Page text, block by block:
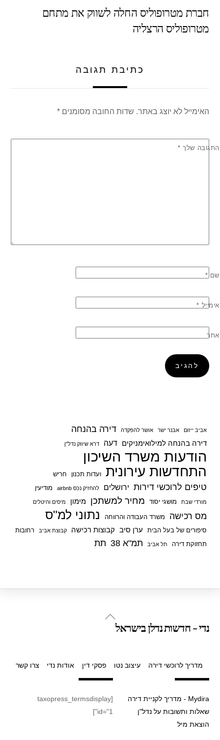
b
o
A
p
חברת מטרופוליס החלה לשווק את מתחם
מטרופוליס הרצליה
כתיבת תגובה
האימייל לא יוצג באתר. שדות החובה מסומנים*
התגובה שלך *
שם *
אימייל *
אתר
אביב ייזום אבנר ישר אושר להפקדה דירה בהנחה
דירה בהנחה למילואימניקים דעה דרא שיווק נדל"ן
הודעות משרד השיכון
התחדשות עירונית ועדות תכנון חריש
טיפים לרוכשי דירות ירושלים להחזיק נכס airbnb מודיעין
מורדי שבת מושגי יסוד מחיר למשתכן מימון מיסים והיטלים
מס רכישה משרד העבודה והרווחה נתוני למ"ס
סיפורים של בעל הבית ערן סיב קבוצות רכישה קבוצת אביב
רחובות
תחזוקת דירה
תל אביב תמ"א 38 תת
Back
נדי - חדשות נדלן בישראל
מדריך לרוכשי דירה עיצוב נטו פסקי דין אודות נדי צרו קשר
Mydira - מדריך לקניית דירה
שאלות ותשובות על נדל"ן
הוצאת מיל
[taxopress_termsdisplay
id="1"]